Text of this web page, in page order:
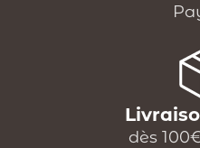
dès